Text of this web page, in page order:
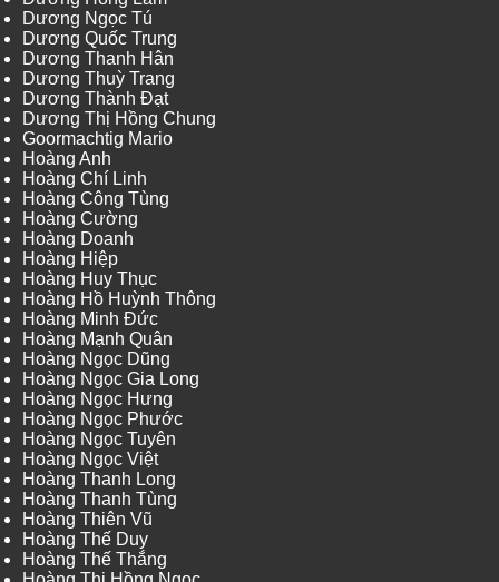
Dương Ngọc Tú
Dương Quốc Trung
Dương Thanh Hân
Dương Thuỳ Trang
Dương Thành Đạt
Dương Thị Hồng Chung
Goormachtig Mario
Hoàng Anh
Hoàng Chí Linh
Hoàng Công Tùng
Hoàng Cường
Hoàng Doanh
Hoàng Hiệp
Hoàng Huy Thục
Hoàng Hồ Huỳnh Thông
Hoàng Minh Đức
Hoàng Mạnh Quân
Hoàng Ngọc Dũng
Hoàng Ngọc Gia Long
Hoàng Ngọc Hưng
Hoàng Ngọc Phước
Hoàng Ngọc Tuyên
Hoàng Ngọc Việt
Hoàng Thanh Long
Hoàng Thanh Tùng
Hoàng Thiên Vũ
Hoàng Thế Duy
Hoàng Thế Thắng